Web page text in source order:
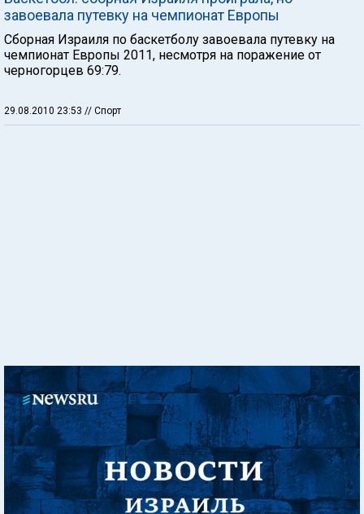
завоевала путевку на чемпионат Европы
Сборная Израиля по баскетболу завоевала путевку на
чемпионат Европы 2011, несмотря на поражение от
черногорцев 69:79.
29.08.2010 23:53 // Спорт